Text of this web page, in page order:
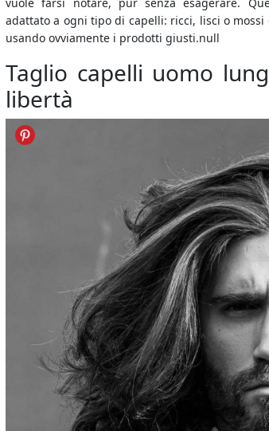
adattato a ogni tipo di capelli: ricci, lisci o
usando ovviamente i prodotti giusti.null
Taglio capelli uomo
libertà